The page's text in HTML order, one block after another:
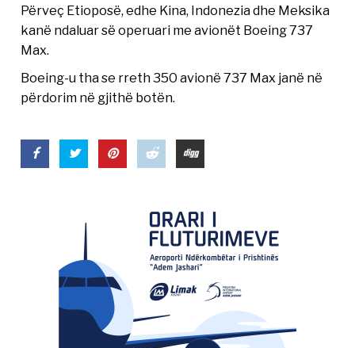
Përveç Etioposë, edhe Kina, Indonezia dhe Meksika
kanë ndaluar së operuari me avionët Boeing 737
Max.
Boeing-u tha se rreth 350 avionë 737 Max janë në
përdorim në gjithë botën.